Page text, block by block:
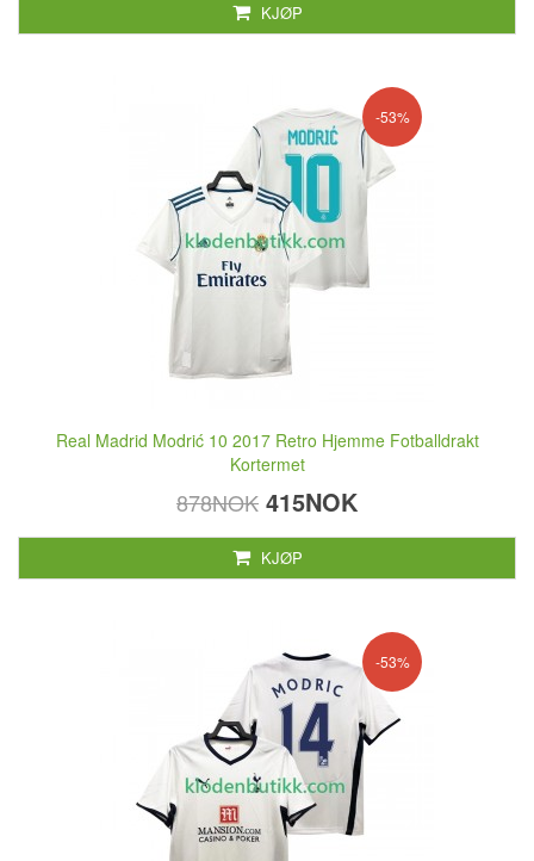
KJØP
-53%
Real Madrid Modrić 10 2017 Retro Hjemme Fotballdrakt
Kortermet
878NOK 415NOK
KJØP
-53%